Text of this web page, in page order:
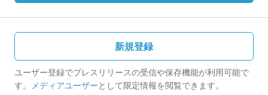
新規登録
ユーザー登録でプレスリリースの受信や保存機能が利用可能で
す。 メディアユーザーとして限定情報を閲覧できます。